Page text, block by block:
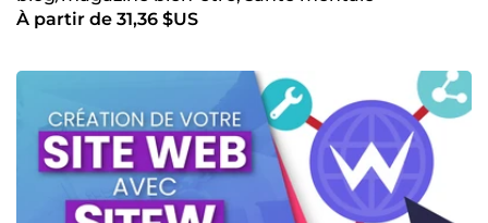
À partir de 31,36 $US